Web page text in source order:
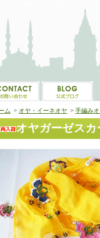
ム > オヤ・イーネオヤ > 手編み
オヤガーゼス